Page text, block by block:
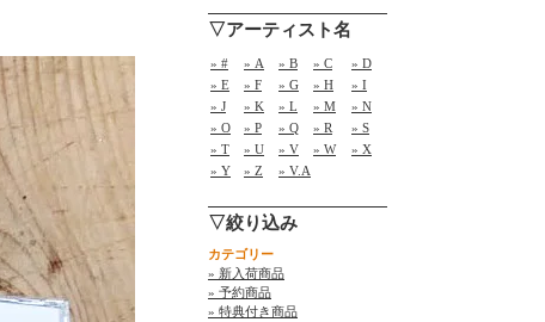
▽アーティスト名
» # » A » B » C
» D
» E
» F » G » H
» I
» J
» K » L » M
» N
» O
» P » Q » R
» S
» T
» U » V » W
» X
» Y
» Z » V.A
▽絞り込み
カテゴリー
» 新入荷商品
» 予約商品
» 特典付き商品